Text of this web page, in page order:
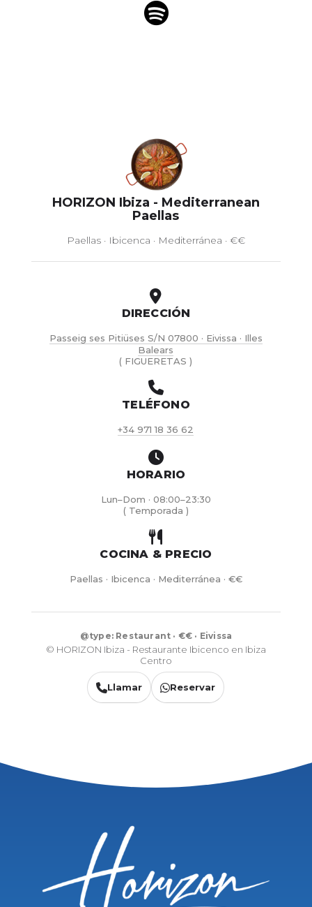

HORIZON Ibiza - Mediterranean
Paellas
Paellas · Ibicenca · Mediterránea · €€
DIRECCIÓN
Passeig ses Pitiüses S/N 07800 · Eivissa · Illes
Balears
( FIGUERETAS )
TELÉFONO
+34 971 18 36 62
HORARIO
Lun–Dom · 08:00–23:30
( Temporada )
COCINA & PRECIO
Paellas · Ibicenca · Mediterránea · €€
@type: Restaurant · €€ · Eivissa
© HORIZON Ibiza - Restaurante Ibicenco en Ibiza
Centro
Llamar Reservar